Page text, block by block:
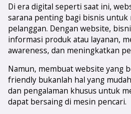
Di era digital seperti saat ini,
sarana penting bagi bisnis untuk
pelanggan. Dengan website,
informasi produk atau layanan,
awareness, dan meningkatkan
Namun, membuat website yang
friendly bukanlah hal yang
dan pengalaman khusus untuk
dapat bersaing di mesin pencari.